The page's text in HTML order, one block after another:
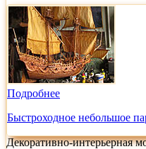
Подробнее
Быстроходное небольшое
Декоративно-интерьерная